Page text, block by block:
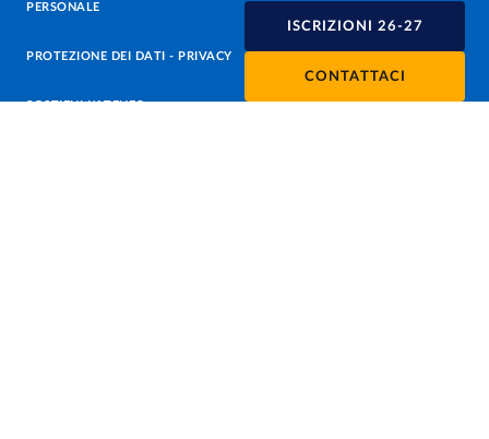
ISCRIZIONI 26-27
CONTATTACI
PERSONALE
PROTEZIONE DEI DATI - PRIVACY
SOSTIENI L'ATENEO